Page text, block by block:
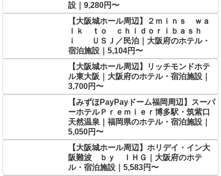
設｜9,280円〜
【大阪城ホール周辺】２ｍｉｎｓ ｗａ
ｌｋ ｔｏ ｃｈｉｄｏｒｉｂａｓｈ
ｉ ＵＳＪ／民泊｜大阪府のホテル・
宿泊施設｜5,104円〜
【大阪城ホール周辺】リッチモンドホテ
ル東大阪｜大阪府のホテル・宿泊施設｜
3,700円〜
【みずほPayPayドーム福岡周辺】スーパ
ーホテルＰｒｅｍｉｅｒ博多駅・筑紫口
天然温泉｜福岡県のホテル・宿泊施設｜
5,050円〜
【大阪城ホール周辺】ホリデイ・イン大
阪難波 ｂｙ ＩＨＧ｜大阪府のホテ
ル・宿泊施設｜5,583円〜